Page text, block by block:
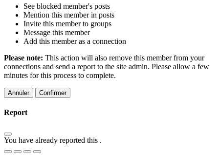
See blocked member's posts
Mention this member in posts
Invite this member to groups
Message this member
Add this member as a connection
Please note: This action will also remove this member from your
connections and send a report to the site admin. Please allow a few
minutes for this process to complete.
Confirmer
Report
You have already reported this .